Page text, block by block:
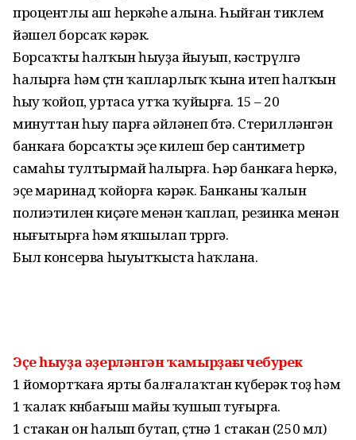
процентлы аш һеркәһе алына. Һыйған тиклем
йәшел борсаҡ кәрәк.
Борсаҡты һалҡын һыуҙа йыуып, кәстрүлгә
һалырға һәм өҫтөн ҡапларлыҡ ҡына итеп һалҡын
һыу ҡойоп, уртаса утҡа ҡуйырға. 15 – 20
минуттан һыу парға әйләнеп бөтә. Стерилләнгән
банкаға борсаҡты эҫе килеш бер сантиметр
самаһы тултырмай һалырға. Һәр банкаға һеркә,
эҫе маринад ҡойорға кәрәк. Банканы ҡалын
полиэтилен киҫәге менән ҡаплап, резинка менән
нығытырға һәм яҡшылап төрөргә.
Был консерва һыуытҡыста һаҡлана.
Эҫе һыуҙа әҙерләнгән ҡамырҙағы чебурек
1 йомортҡаға ярты балғалаҡтан күберәк тоҙ һәм
1 ҡалаҡ көнбағыш майы ҡушып туғырға.
1 стакан он һалып бутап, өҫтөнә 1 стакан (250 мл)